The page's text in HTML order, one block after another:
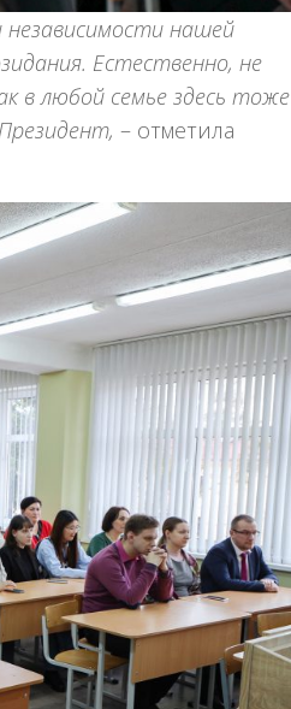
независимости нашей
Естественно, не
в любой семье здесь тоже
– отметила